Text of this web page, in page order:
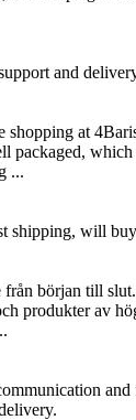
and
shopping at
packaged,
...
shipping, will
från början till
produkter av